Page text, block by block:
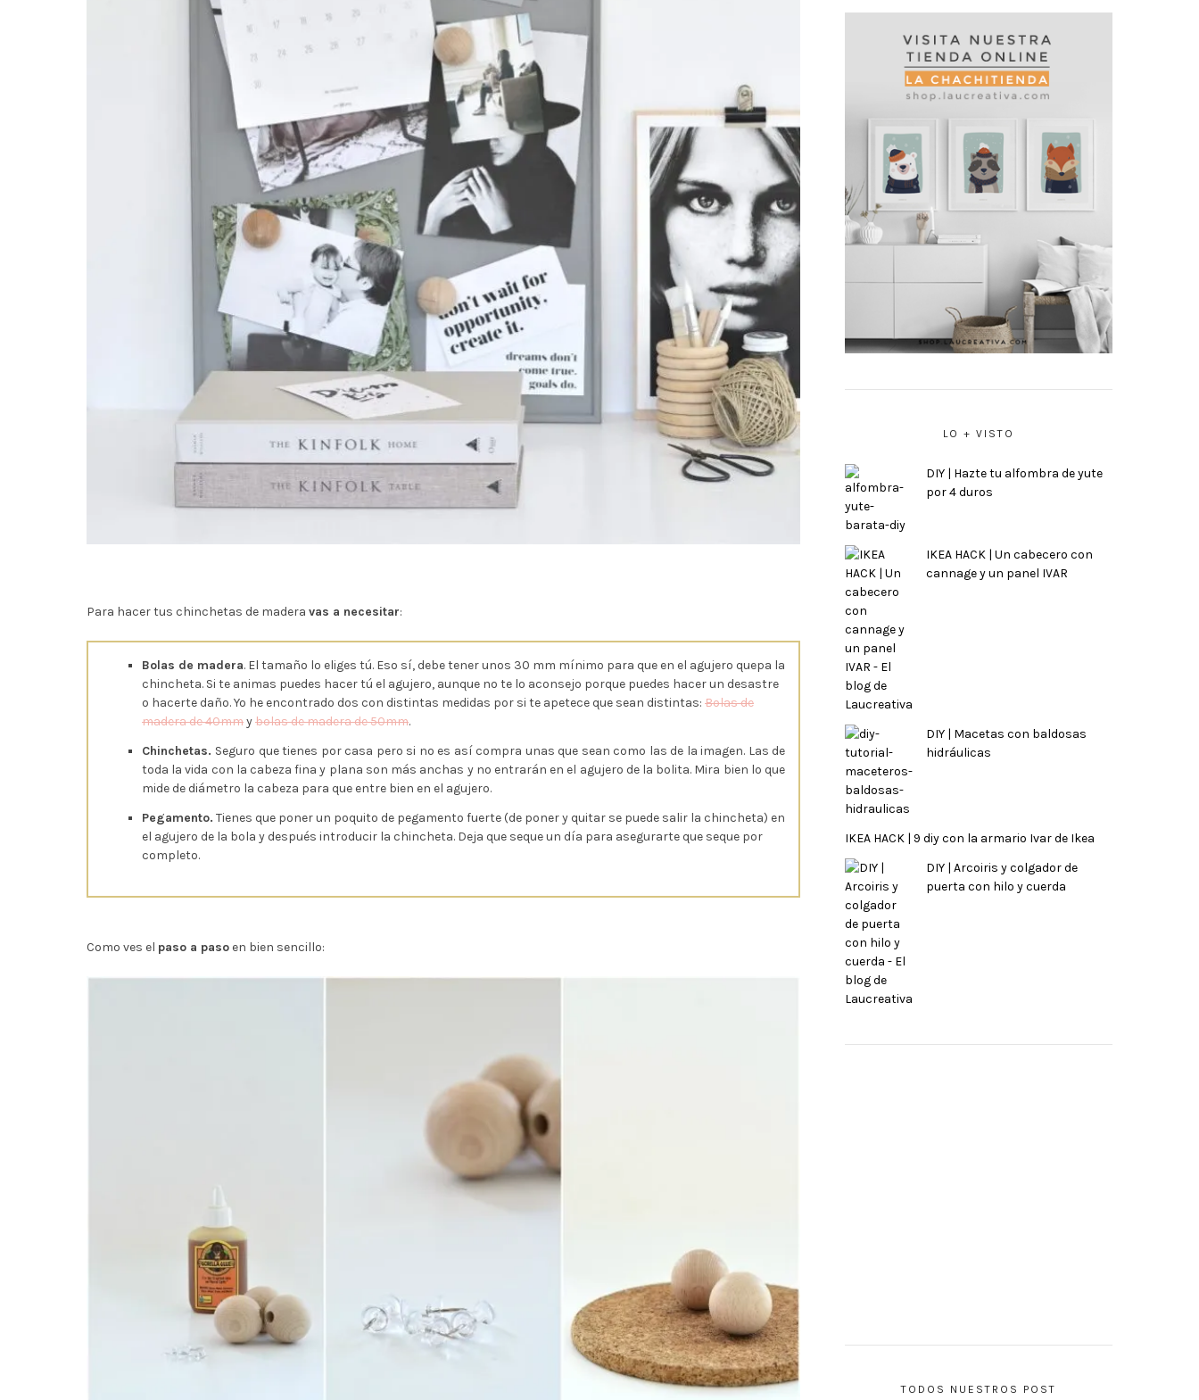
Para hacer tus chinchetas de madera vas a necesitar:
Bolas de madera. El tamaño lo eliges tú. Eso sí, debe tener unos 30 mm mínimo para que en el agujero quepa la
chincheta. Si te animas puedes hacer tú el agujero, aunque no te lo aconsejo porque puedes hacer un desastre
o hacerte daño. Yo he encontrado dos con distintas medidas por si te apetece que sean distintas: Bolas de
madera de 40mmybolas de madera de 50mm.
Chinchetas. Seguro que tienes por casa pero si no es así compra unas que sean como las de la imagen. Las de
toda la vida con la cabeza fina y plana son más anchas y no entrarán en el agujero de la bolita. Mira bien lo que
mide de diámetro la cabeza para que entre bien en el agujero.
Pegamento. Tienes que poner un poquito de pegamento fuerte (de poner y quitar se puede salir la chincheta) en
el agujero de la bola y después introducir la chincheta. Deja que seque un día para asegurarte que seque por
completo.
Como ves el paso a paso en bien sencillo:
LO + VISTO
DIY | Hazte tu alfombra de yute
por 4 duros
IKEA HACK | Un cabecero con
cannage y un panel IVAR
DIY | Macetas con baldosas
hidráulicas
IKEA HACK | 9 diy con la armario Ivar de Ikea
DIY | Arcoiris y colgador de
puerta con hilo y cuerda
TODOS NUESTROS POST